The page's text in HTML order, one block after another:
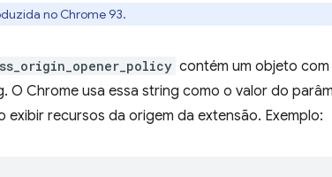
no Chrome 93.
contém um objeto
O Chrome usa essa string como o valor do
exibir recursos da origem da extensão. Exemplo: